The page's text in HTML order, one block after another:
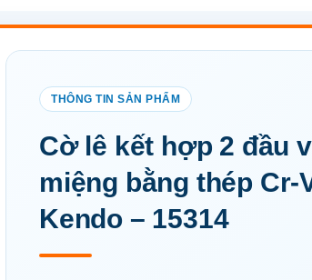
Cờ lê kết hợp 2 đầu
miệng bằng thép Cr-
Kendo – 15314